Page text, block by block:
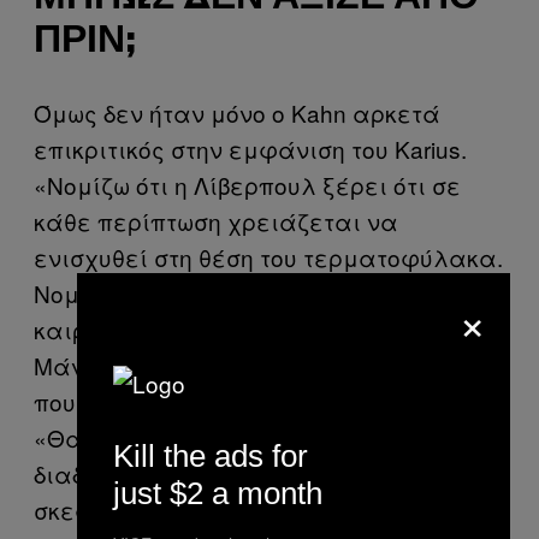
ΠΡΙΝ;
Όμως δεν ήταν μόνο ο Kahn αρκετά
επικριτικός στην εμφάνιση του Karius.
«Νομίζω ότι η Λίβερπουλ ξέρει ότι σε
κάθε περίπτωση χρειάζεται να
ενισχυθεί στη θέση του τερματοφύλακα.
Νομίζω ότι το ξέρουν εδώ και αρκετό
καιρό», σχολίασε ο πρώην παίκτης της
Μάντσεστερ Γιουνάιτεντ, Paul Scholes,
που είπε σχετικά με τα λάθη του Karius:
«Θα επιταχύνουν όλα αυτά τις
διαδικασίες; Μάλλον έτσι πρέπει να
σκεφτούμε. Νομίζω ότι θα ψάχνουν σαν
×
Kill the ads for
just $2 a month